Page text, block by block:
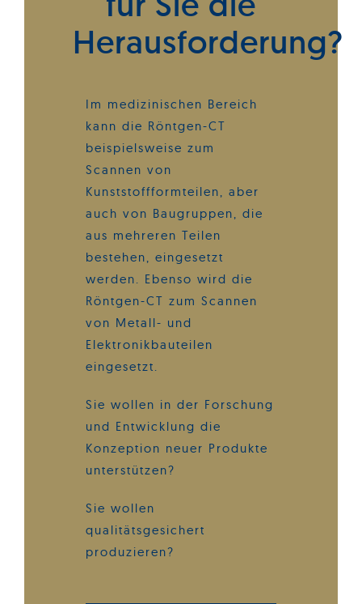
Herausforderung?
Im medizinischen Bereich
kann die Röntgen-CT
beispielsweise zum
Scannen von
Kunststoffformteilen, aber
auch von Baugruppen, die
aus mehreren Teilen
bestehen, eingesetzt
werden. Ebenso wird die
Röntgen-CT zum Scannen
von Metall- und
Elektronikbauteilen
eingesetzt.
Sie wollen in der Forschung
und Entwicklung die
Konzeption neuer Produkte
unterstützen?
Sie wollen
qualitätsgesichert
produzieren?